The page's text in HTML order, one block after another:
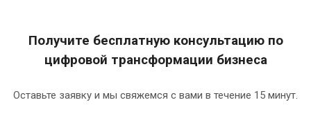
Получите бесплатную консультацию по
цифровой трансформации бизнеса
Оставьте заявку и мы свяжемся с вами в течение 15 минут.